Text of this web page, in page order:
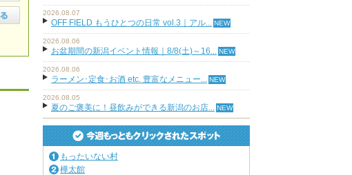
2026.08.07
OFF FIELD もうひとつの日常 vol.3｜アル...
2026.08.06
お盆期間の新潟イベント情報｜8/8(土)～16...
2026.08.06
ラーメン･定食･お酒 etc. 豊富なメニュー...
2026.08.05
夏のご褒美に！昼飲みができる新潟のお店...
もったいない村
樺太館